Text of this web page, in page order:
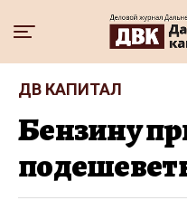
ДВ КАПИТАЛ
Бензину